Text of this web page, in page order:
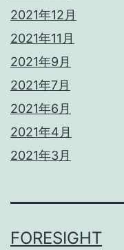
2021年12月
2021年11月
2021年9月
2021年7月
2021年6月
2021年4月
2021年3月
FORESIGHT